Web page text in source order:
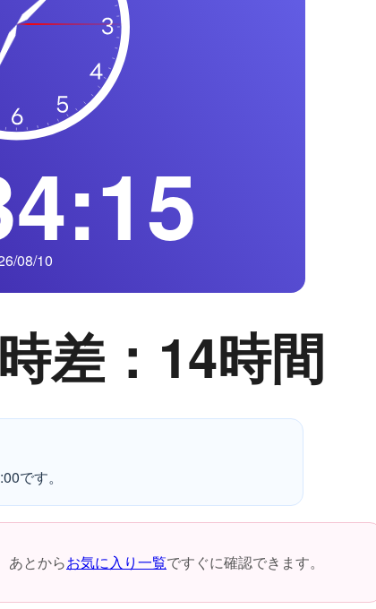
08/10
差：14時間
です。
あとからお気に入り一覧ですぐに確認できます。